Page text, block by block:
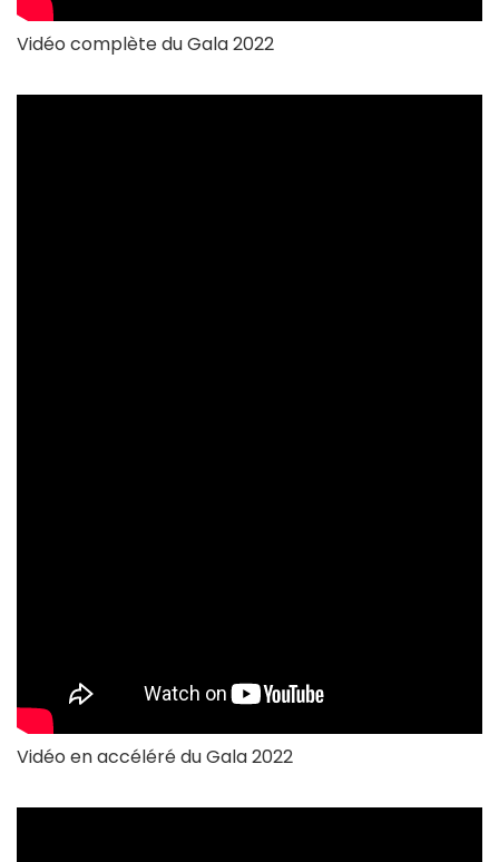
Vidéo complète du Gala 2022
Vidéo en accéléré du Gala 2022